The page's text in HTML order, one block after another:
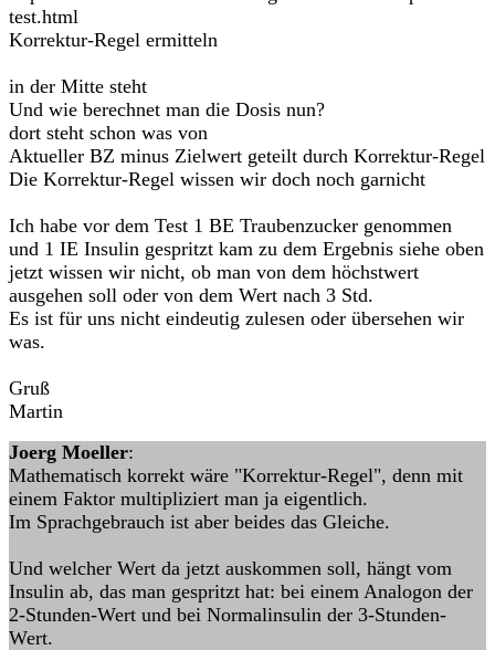
test.html
Korrektur-Regel ermitteln
in der Mitte steht
Und wie berechnet man die Dosis nun?
dort steht schon was von
Aktueller BZ minus Zielwert geteilt durch Korrektur-Regel
Die Korrektur-Regel wissen wir doch noch garnicht
Ich habe vor dem Test 1 BE Traubenzucker genommen
und 1 IE Insulin gespritzt kam zu dem Ergebnis siehe oben
jetzt wissen wir nicht, ob man von dem höchstwert
ausgehen soll oder von dem Wert nach 3 Std.
Es ist für uns nicht eindeutig zulesen oder übersehen wir
was.
Gruß
Martin
Joerg Moeller:
Mathematisch korrekt wäre "Korrektur-Regel", denn mit
einem Faktor multipliziert man ja eigentlich.
Im Sprachgebrauch ist aber beides das Gleiche.
Und welcher Wert da jetzt auskommen soll, hängt vom
Insulin ab, das man gespritzt hat: bei einem Analogon der
2-Stunden-Wert und bei Normalinsulin der 3-Stunden-
Wert.